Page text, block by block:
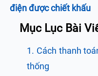
điện được chiết khấu
Mục Lục Bài
1. Cách thanh
thống